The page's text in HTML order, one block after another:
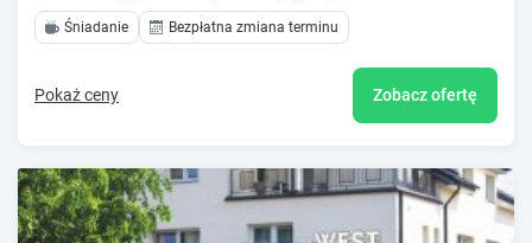
Śniadanie Bezpłatna zmiana terminu
Pokaż ceny Zobacz ofertę